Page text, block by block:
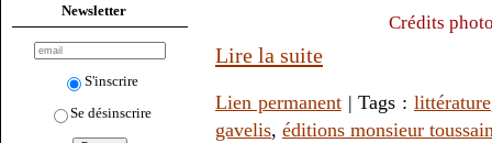
Newsletter
S'inscrire
Se désinscrire
Crédits
Lire la suite
Lien permanent| Tags : littérature
gavelis, éditions monsieur